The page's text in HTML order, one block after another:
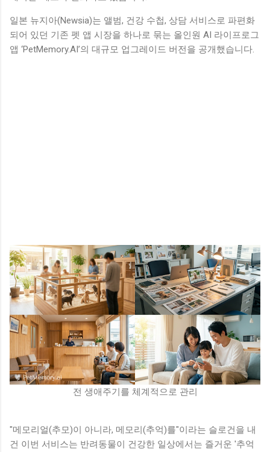
일본 뉴지아(Newsia)는 앨범, 건강 수첩, 상담 서비스로 파편화
되어 있던 기존 펫 앱 시장을 하나로 묶는 올인원 AI 라이프로그
앱 ‘PetMemory.AI’의 대규모 업그레이드 버전을 공개했습니다.
전 생애주기를 체계적으로 관리
"메모리얼(추모)이 아니라, 메모리(추억)를"이라는 슬로건을 내
건 이번 서비스는 반려동물이 건강한 일상에서는 즐거운 '추억